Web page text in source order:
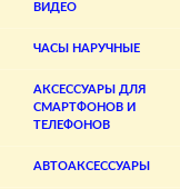
ВИДЕО
ЧАСЫ НАРУЧНЫЕ
АКСЕССУАРЫ ДЛЯ
СМАРТФОНОВ И
ТЕЛЕФОНОВ
АВТОАКСЕССУАРЫ